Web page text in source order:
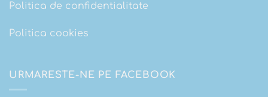
Politica de confidentialitate
Politica cookies
URMARESTE-NE PE FACEBOOK